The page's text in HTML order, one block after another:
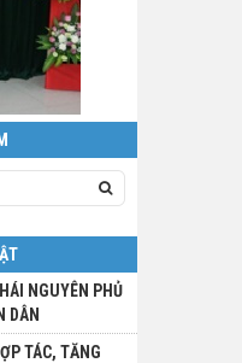
NGUYÊN PHỦ
DÂN
TÁC, TĂNG